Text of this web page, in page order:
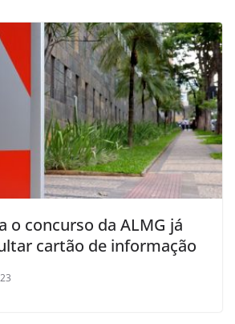
o concurso da ALMG já
cartão de informação